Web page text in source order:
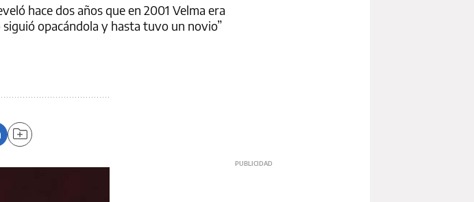
hace dos años que en 2001 Velma era
opacándola y hasta tuvo un novio”